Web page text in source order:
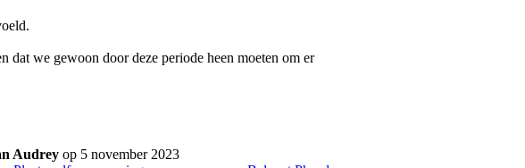
we gewoon door deze periode heen moeten om er
Audrey op 5 november 2023